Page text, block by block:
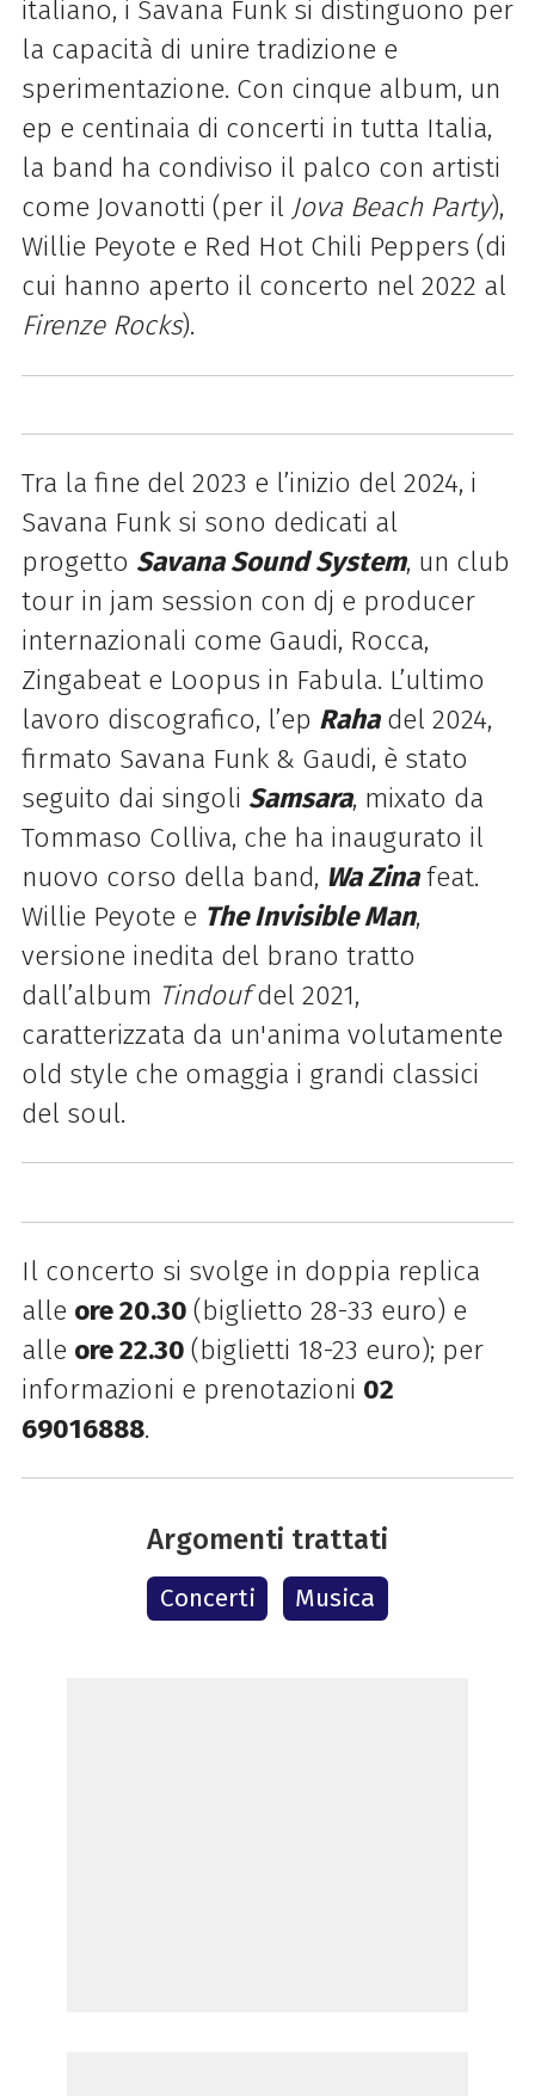
italiano, i Savana Funksi distinguono per
la capacità di unire tradizione e
sperimentazione. Con cinque album, un
ep e centinaia di concerti in tutta Italia,
la band ha condiviso il palco con artisti
come Jovanotti (per il Jova Beach Party),
Willie Peyote e Red Hot Chili Peppers (di
cui hanno aperto il concerto nel 2022 al
Firenze Rocks).
Tra la fine del 2023 e l’inizio del 2024, i
Savana Funksi sono dedicati al
progetto SavanaSound System, un club
tour in jam session con dj e producer
internazionali come Gaudi, Rocca,
Zingabeat e Loopus in Fabula. L’ultimo
lavoro discografico, l’ep Rahadel 2024,
firmato Savana Funk& Gaudi, è stato
seguito dai singoli Samsara, mixato da
Tommaso Colliva, che ha inaugurato il
nuovo corso della band, Wa Zinafeat.
Willie Peyote e The Invisible Man,
versione inedita del brano tratto
dall’album Tindoufdel 2021,
caratterizzata da un'anima volutamente
old style che omaggia i grandi classici
del soul.
Il concerto si svolge in doppia replica
alle ore 20.30 (biglietto 28-33 euro) e
alle ore 22.30 (biglietti 18-23 euro); per
informazioni e prenotazioni 02
69016888.
Argomenti trattati
Concerti Musica